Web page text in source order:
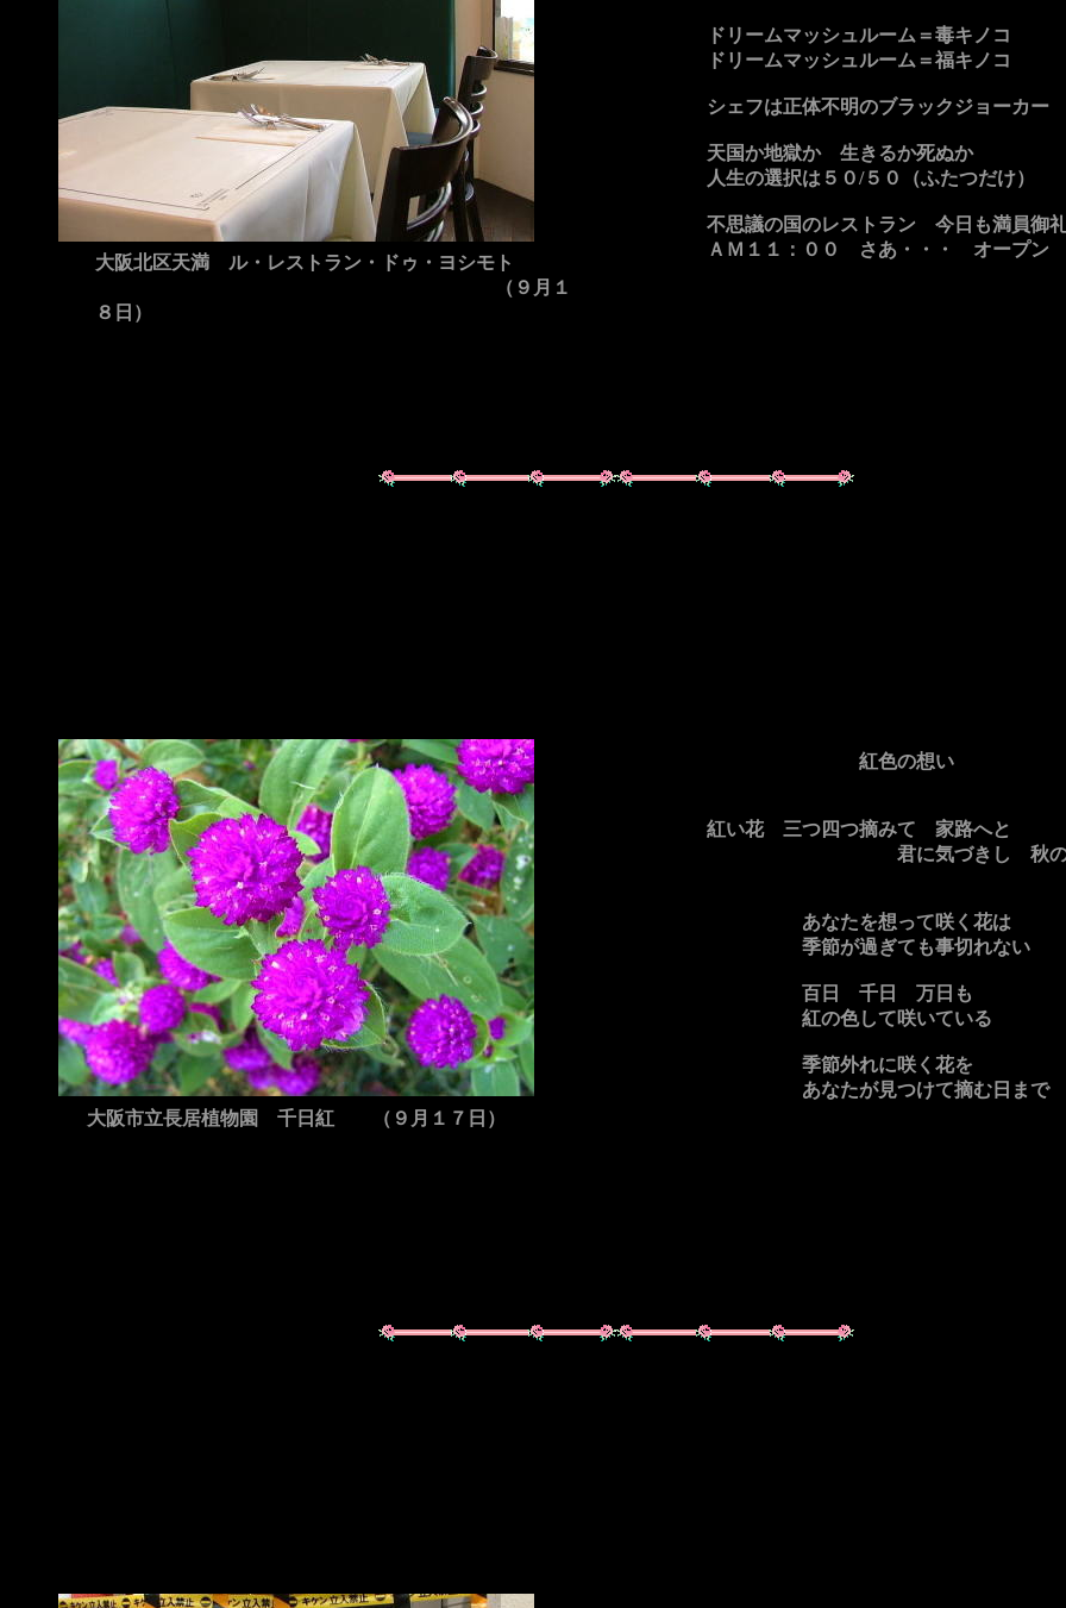
大阪市立長居植物園 千日紅 （９月１７日）
紅色の想い
紅い花 三つ四つ摘みて 家路へと
君に気づきし 秋の
あなたを想って咲く花は
季節が過ぎても事切れない
百日 千日 万日も
紅の色して咲いている
季節外れに咲く花を
あなたが見つけて摘む日まで
大阪北区天満 ル・レストラン・ドゥ・ヨシモト
（９月１
８日）
ドリームマッシュルーム＝毒キノコ
ドリームマッシュルーム＝福キノコ
シェフは正体不明のブラックジョーカー
天国か地獄か 生きるか死ぬか
人生の選択は５０/５０（ふたつだけ）
不思議の国のレストラン 今日も満員御
ＡＭ１１：００ さあ・・・ オープン